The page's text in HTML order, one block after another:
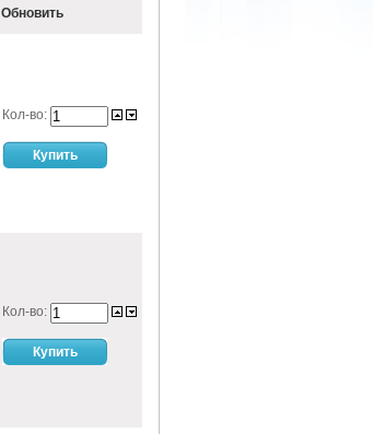
Обновить
Кол-во:
Кол-во: